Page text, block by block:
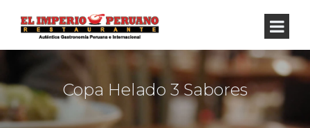
Copa Helado 3 Sabores